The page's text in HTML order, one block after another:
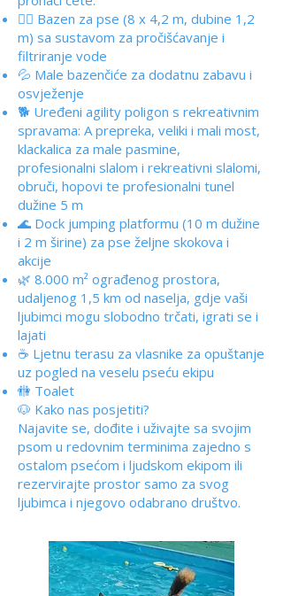
🏊‍♂️ Bazen za pse (8 x 4,2 m, dubine 1,2
m) sa sustavom za pročišćavanje i
filtriranje vode
💦 Male bazenčiće za dodatnu zabavu i
osvježenje
🐕 Uređeni agility poligon s rekreativnim
spravama: A prepreka, veliki i mali most,
klackalica za male pasmine,
profesionalni slalom i rekreativni slalomi,
obruči, hopovi te profesionalni tunel
dužine 5 m
🌊 Dock jumping platformu (10 m dužine
i 2 m širine) za pse željne skokova i
akcije
🌿 8.000 m² ograđenog prostora,
udaljenog 1,5 km od naselja, gdje vaši
ljubimci mogu slobodno trčati, igrati se i
lajati
☕ Ljetnu terasu za vlasnike za opuštanje
uz pogled na veselu pseću ekipu
🚻 Toalet
🐶 Kako nas posjetiti?
Najavite se, dođite i uživajte sa svojim
psom u redovnim terminima zajedno s
ostalom psećom i ljudskom ekipom ili
rezervirajte prostor samo za svog
ljubimca i njegovo odabrano društvo.